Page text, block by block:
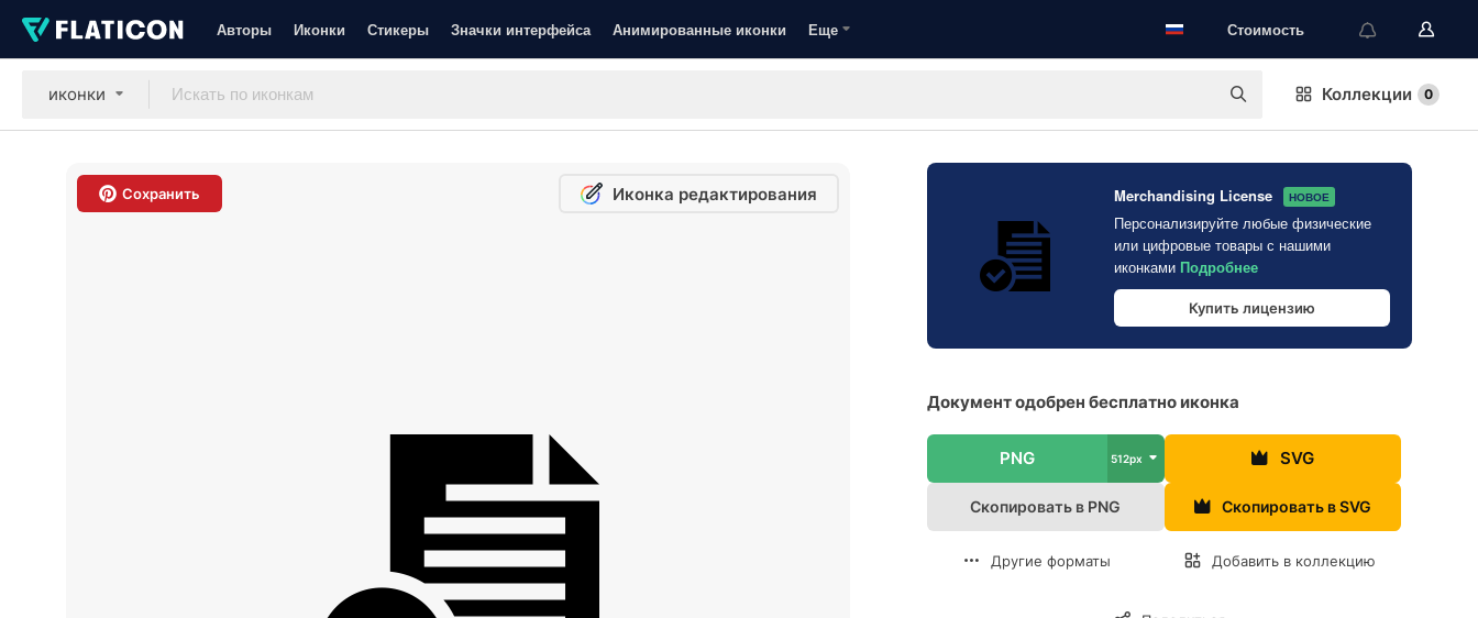
Авторы Иконки Стикеры Значки интерфейса Анимированные иконки Еще Стоимость
иконки Коллекции 0
Сохранить Иконка редактирования Merchandising License НОВОЕ
Персонализируйте любые физические
или цифровые товары с нашими
иконками Подробнее
Купить лицензию
Документ одобрен бесплатно иконка
PNG 512px SVG
Скопировать в PNG Скопировать в SVG
Другие форматы Добавить в коллекцию